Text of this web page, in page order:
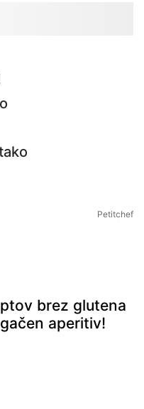
Petitchef
brez glutena
aperitiv!